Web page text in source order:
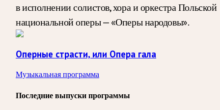
в исполнении солистов, хора и оркестра Польской
национальной оперы — «Оперы народовы».
Оперные страсти, или Опера гала
Музыкальная программа
Последние выпуски программы